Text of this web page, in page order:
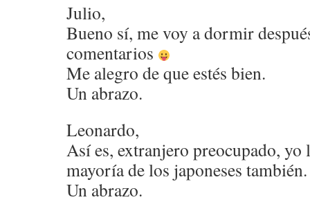
Julio,
Bueno sí, me voy a dormir
comentarios
Me alegro de que estés bien.
Un abrazo.
Leonardo,
Así es, extranjero preocupado, yo
mayoría de los japoneses también.
Un abrazo.